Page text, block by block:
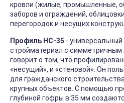
кровли (жилые, промышленные,
заборов и ограждений,
перегородок и несущих
Профиль HC-35 -
стройматериал с
говорит о том, что
«несущий», и «стеновой». Он
для гражданского
крупных объектов. С помощью
глубиной гофры в 35 мм